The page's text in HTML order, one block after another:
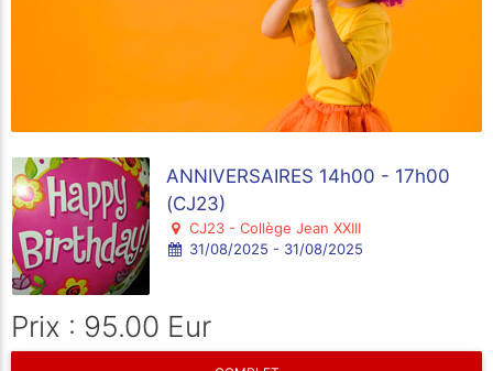
ANNIVERSAIRES 14h00 - 17h00
(CJ23)
CJ23 - Collège Jean XXIII
31/08/2025 - 31/08/2025
Prix : 95.00 Eur